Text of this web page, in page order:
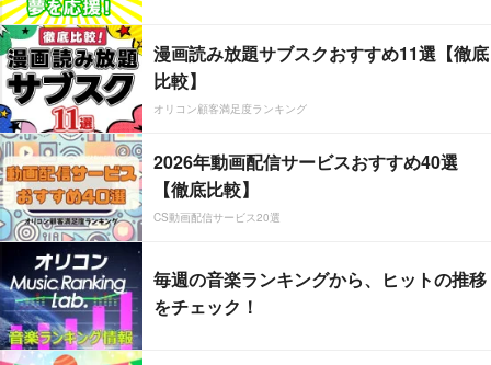
漫画読み放題サブスクおすすめ11選【徹底
比較】
オリコン顧客満足度ランキング
2026年動画配信サービスおすすめ40選
【徹底比較】
CS動画配信サービス20選
毎週の音楽ランキングから、ヒットの推移
をチェック！